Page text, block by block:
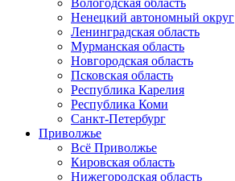
Вологодская область
Ненецкий автономный округ
Ленинградская область
Мурманская область
Новгородская область
Псковская область
Республика Карелия
Республика Коми
Санкт-Петербург
Приволжье
Всё Приволжье
Кировская область
Нижегородская область